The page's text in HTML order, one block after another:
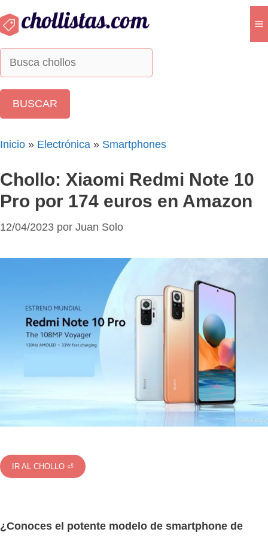
al
contenido
Inicio » Electrónica » Smartphones
Chollo: Xiaomi Redmi Note 10
Pro por 174 euros en Amazon
12/04/2023 por Juan Solo
IR AL CHOLLO ⏎
¿Conoces el potente modelo de smartphone de